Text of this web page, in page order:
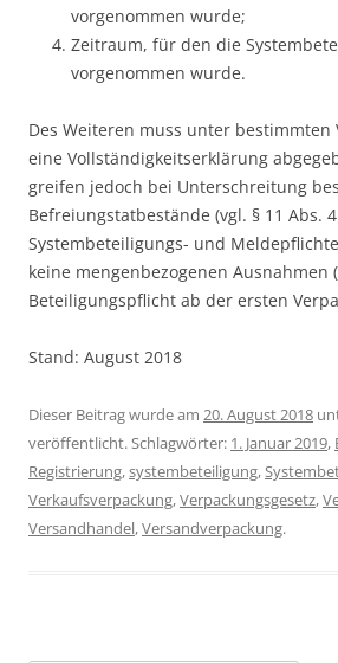
vorgenommen wurde;
Zeitraum, für den die
vorgenommen wurde.
Des Weiteren muss unter bestimmten
eine Vollständigkeitserklärung
greifen jedoch bei Unterschreitung
Befreiungstatbestände (vgl. § 11 Abs.
Systembeteiligungs- und
keine mengenbezogenen Ausnahmen
Beteiligungspflicht ab der ersten
Stand: August 2018
Dieser Beitrag wurde am 20. August 2018
veröffentlicht. Schlagwörter: 1. Januar 2019,
Registrierung,systembeteiligung,
Verkaufsverpackung,Verpackungsgesetz,
Versandhandel,Versandverpackung.